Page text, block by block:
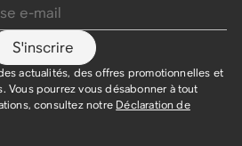
S'inscrire
actualités, des offres promotionnelles et
Vous pourrez vous désabonner à tout
consultez notre Déclaration de